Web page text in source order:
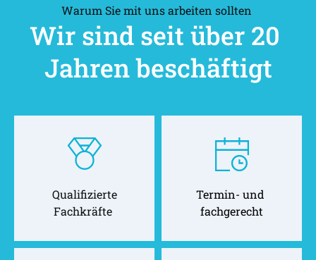
Warum Sie mit uns arbeiten sollten
Wir sind seit über 20
Jahren beschäftigt
Qualifizierte
Fachkräfte
Termin- und
fachgerecht